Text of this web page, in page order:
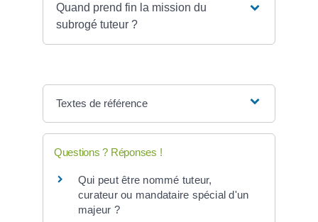
Quand prend fin la mission du
subrogé tuteur ?
Textes de référence
Questions ? Réponses !
Qui peut être nommé tuteur,
curateur ou mandataire spécial d'un
majeur ?